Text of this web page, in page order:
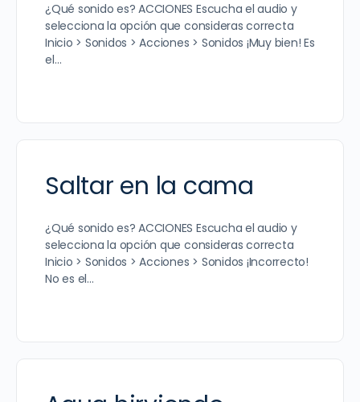
¿Qué sonido es? ACCIONES Escucha el audio y
selecciona la opción que consideras correcta
Inicio > Sonidos > Acciones > Sonidos ¡Muy bien! Es
el…
Saltar en la cama
¿Qué sonido es? ACCIONES Escucha el audio y
selecciona la opción que consideras correcta
Inicio > Sonidos > Acciones > Sonidos ¡Incorrecto!
No es el…